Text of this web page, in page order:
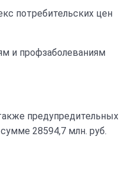
потребительских цен
и профзаболеваниям
предупредительных
28594,7 млн. руб.